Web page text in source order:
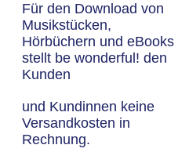
Für den Download von
Musikstücken,
Hörbüchern und eBooks
stellt be wonderful! den
Kunden
und Kundinnen keine
Versandkosten in
Rechnung.